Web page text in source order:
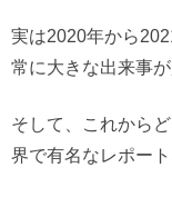
実は2020年から
常に大きな出来事
そして、これから
界で有名なレポー